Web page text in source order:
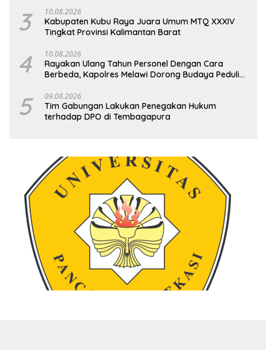
3 10.08.2026
Kabupaten Kubu Raya Juara Umum MTQ XXXIV
Tingkat Provinsi Kalimantan Barat
4 10.08.2026
Rayakan Ulang Tahun Personel Dengan Cara
Berbeda, Kapolres Melawi Dorong Budaya Peduli
5 09.08.2026
Tim Gabungan Lakukan Penegakan Hukum
terhadap DPO di Tembagapura